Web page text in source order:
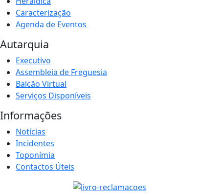
Caracterização
Agenda de Eventos
Autarquia
Executivo
Assembleia de Freguesia
Balcão Virtual
Serviços Disponíveis
Informações
Notícias
Incidentes
Toponímia
Contactos Úteis